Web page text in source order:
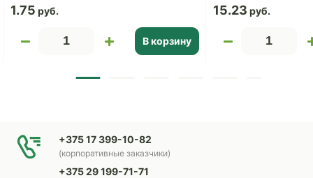
1.75
В корзину
15.23
+375 17 399-10-82
(корпоративные заказчики)
+375 29 199-71-71